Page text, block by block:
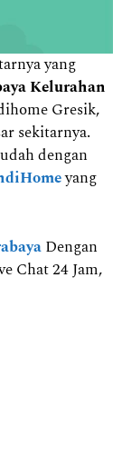
yang
Kelurahan
Gresik,
sekitarnya.
dengan
yang
Dengan
Chat 24 Jam,